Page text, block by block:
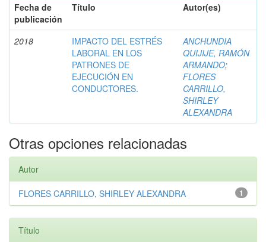
Fecha de
publicación
Título Autor(es)
2018
IMPACTO DEL ESTRÉS
LABORAL EN LOS
PATRONES DE
EJECUCIÓN EN
CONDUCTORES.
ANCHUNDIA
QUIJIJE, RAMÓN
ARMANDO;
FLORES
CARRILLO,
SHIRLEY
ALEXANDRA
Otras opciones relacionadas
Autor
1
FLORES CARRILLO, SHIRLEY ALEXANDRA
Título